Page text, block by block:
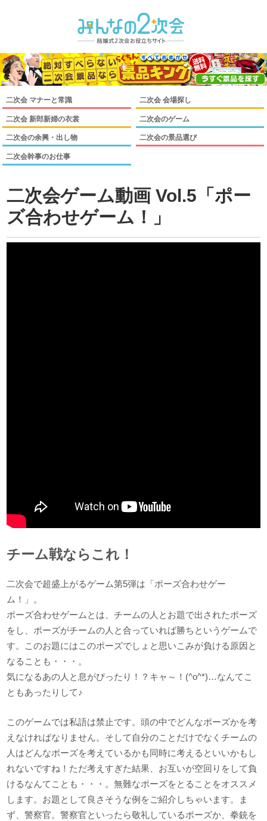
二次会 マナーと常識 二次会 会場探し
二次会 新郎新婦の衣裳 二次会のゲーム
二次会の余興・出し物 二次会の景品選び
二次会幹事のお仕事
二次会ゲーム動画 Vol.5「ポー
ズ合わせゲーム！」
チーム戦ならこれ！
二次会で超盛上がるゲーム第5弾は「ポーズ合わせゲー
ム！」。
ポーズ合わせゲームとは、チームの人とお題で出されたポーズ
をし、ポーズがチームの人と合っていれば勝ちというゲームで
す。このお題にはこのポーズでしょと思いこみが負ける原因と
なることも・・・。
気になるあの人と息がぴったり！？キャ～！(^o^*)…なんてこ
ともあったりして♪
このゲームでは私語は禁止です。頭の中でどんなポーズかを考
えなければなりません。そして自分のことだけでなくチームの
人はどんなポーズを考えているかも同時に考えるといいかもし
れないですね！ただ考えすぎた結果、お互いが空回りをして負
けるなんてことも・・・。無難なポーズをとることをオススメ
します。お題として良さそうな例をご紹介しちゃいます。ま
ず、警察官。警察官といったら敬礼しているポーズか、拳銃を